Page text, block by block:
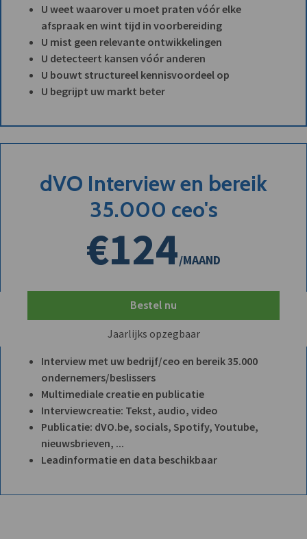
U weet waarover u moet praten vóór elke
afspraak en wint tijd in voorbereiding
U mist geen relevante ontwikkelingen
U detecteert kansen vóór anderen
U bouwt structureel kennisvoordeel op
U begrijpt uw markt beter
dVO Interview en bereik
35.000 ceo's
€124/MAAND
Bestel nu
Jaarlijks opzegbaar
Interview met uw bedrijf/ceo en bereik 35.000
ondernemers/beslissers
Multimediale creatie en publicatie
Interviewcreatie: Tekst, audio, video
Publicatie: dVO.be, socials, Spotify, Youtube,
nieuwsbrieven, ...
Leadinformatie en data beschikbaar